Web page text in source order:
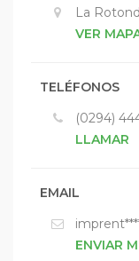
La
VER
TELÉFONOS
(0294)
LLAMAR
EMAIL
ENVIAR